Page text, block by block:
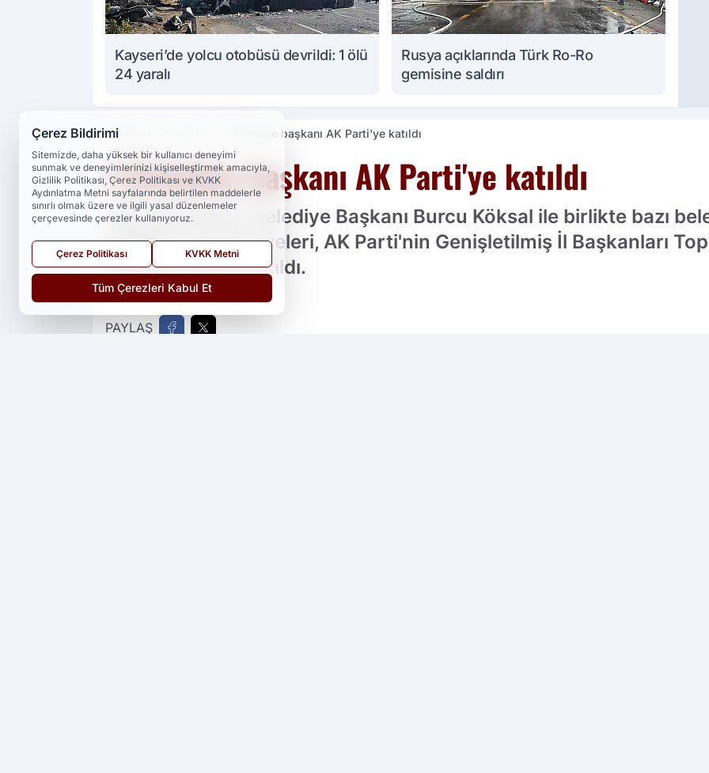
Kayseri’de yolcu otobüsü devrildi: 1 ölü
24 yaralı
Rusya açıklarında Türk Ro-Ro
gemisine saldırı
Haberler 4 Belediye başkanı AK Parti'ye katıldı
4 Belediye başkanı AK Parti'ye katıldı
Afyonkarahisar Belediye Başkanı Burcu Köksal ile birlikte bazı
belediye meclis üyeleri, AK Parti'nin Genişletilmiş İl Başkanları
törenle partiye katıldı.
PAYLAŞ
Çerez Bildirimi
Sitemizde, daha yüksek bir kullanıcı deneyimi
sunmak ve deneyimlerinizi kişiselleştirmek amacıyla,
Gizlilik Politikası, Çerez Politikası ve KVKK
Aydınlatma Metni sayfalarında belirtilen maddelerle
sınırlı olmak üzere ve ilgili yasal düzenlemeler
çerçevesinde çerezler kullanıyoruz.
Çerez Politikası KVKK Metni
Tüm Çerezleri Kabul Et